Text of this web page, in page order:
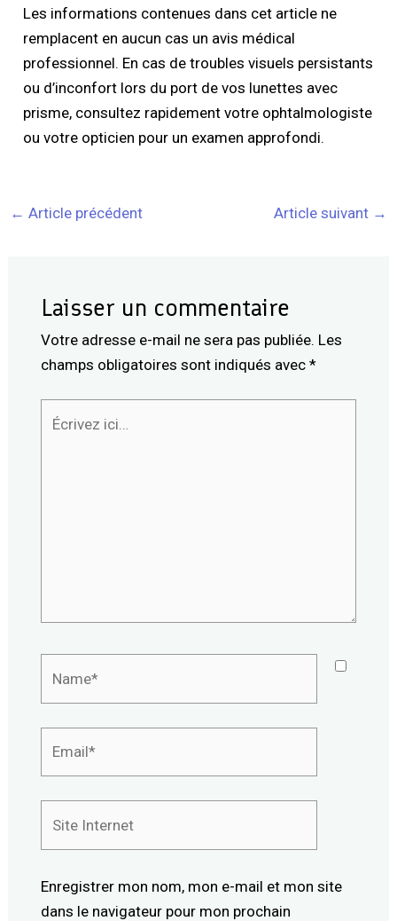
Les informations contenues dans cet article ne
remplacent en aucun cas un avis médical
professionnel. En cas de troubles visuels persistants
ou d’inconfort lors du port de vos lunettes avec
prisme, consultez rapidement votre ophtalmologiste
ou votre opticien pour un examen approfondi.
← Article précédent Article suivant →
Laisser un commentaire
Votre adresse e-mail ne sera pas publiée. Les
champs obligatoires sont indiqués avec *
Enregistrer mon nom, mon e-mail et mon site
dans le navigateur pour mon prochain